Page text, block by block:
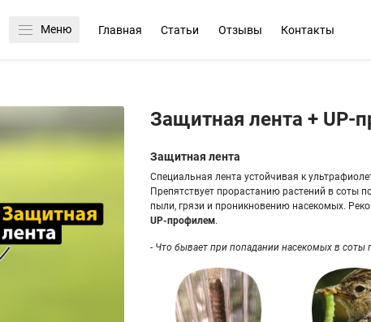
Меню Главная Статьи Отзывы Контакты
Защитная лента + UP-
Защитная лента
Специальная лента устойчивая к
Препятствует прорастанию растений в соты
пыли, грязи и проникновению насекомых.
UP-профилем.
- Что бывает при попадании насекомых в соты